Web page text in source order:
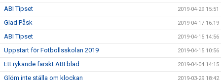
ABI Tipset 2019-04-29 15:51
Glad Påsk 2019-04-17 16:19
ABI Tipset 2019-04-15 14:56
Uppstart för Fotbollsskolan 2019 2019-04-15 10:56
Ett rykande färskt ABI blad 2019-04-04 14:15
Glöm inte ställa om klockan 2019-03-29 18:42